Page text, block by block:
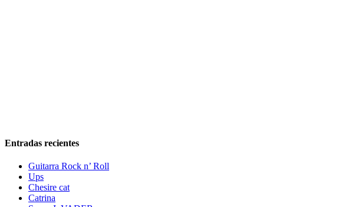
Entradas recientes
Guitarra Rock n’ Roll
Ups
Chesire cat
Catrina